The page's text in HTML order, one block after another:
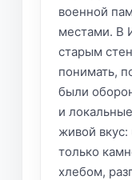
военной
местами. В
старым
понимать,
были
и
живой вкус:
только
хлебом,